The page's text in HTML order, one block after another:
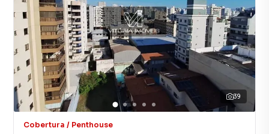
39
Cobertura / Penthouse